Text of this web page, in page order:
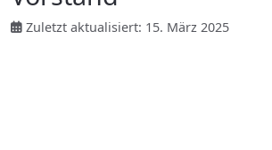
Zuletzt aktualisiert: 15. März 2025